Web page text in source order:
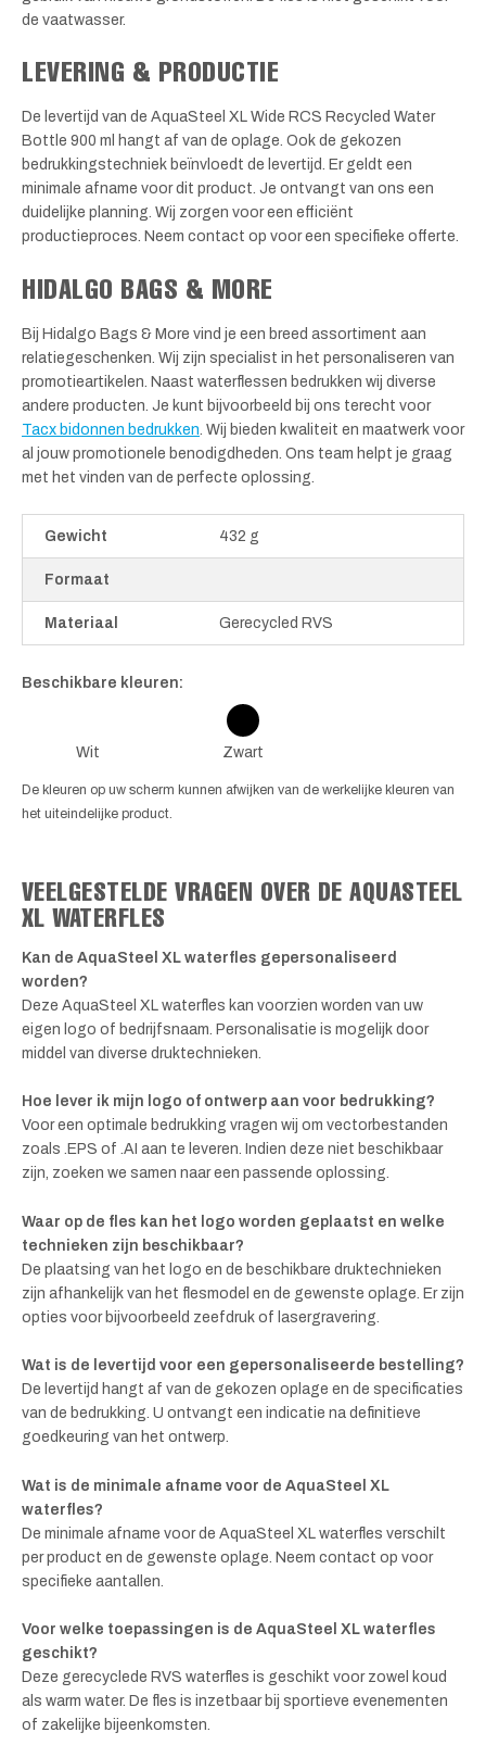
de vaatwasser.
LEVERING & PRODUCTIE
De levertijd van de AquaSteel XL Wide RCS Recycled Water
Bottle 900 ml hangt af van de oplage. Ook de gekozen
bedrukkingstechniek beïnvloedt de levertijd. Er geldt een
minimale afname voor dit product. Je ontvangt van ons een
duidelijke planning. Wij zorgen voor een efficiënt
productieproces. Neem contact op voor een specifieke offerte.
HIDALGO BAGS & MORE
Bij Hidalgo Bags & More vind je een breed assortiment aan
relatiegeschenken. Wij zijn specialist in het personaliseren van
promotieartikelen. Naast waterflessen bedrukken wij diverse
andere producten. Je kunt bijvoorbeeld bij ons terecht voor
Tacx bidonnen bedrukken . Wij bieden kwaliteit en maatwerk voor
al jouw promotionele benodigdheden. Ons team helpt je graag
met het vinden van de perfecte oplossing.
Gewicht 432 g
Formaat
Materiaal Gerecycled RVS
Beschikbare kleuren:
Wit Zwart
De kleuren op uw scherm kunnen afwijken van de werkelijke kleuren van
het uiteindelijke product.
VEELGESTELDE VRAGEN OVER DE AQUASTEEL
XL WATERFLES
Kan de AquaSteel XL waterfles gepersonaliseerd
worden?
Deze AquaSteel XL waterfles kan voorzien worden van uw
eigen logo of bedrijfsnaam. Personalisatie is mogelijk door
middel van diverse druktechnieken.
Hoe lever ik mijn logo of ontwerp aan voor bedrukking?
Voor een optimale bedrukking vragen wij om vectorbestanden
zoals .EPS of .AI aan te leveren. Indien deze niet beschikbaar
zijn, zoeken we samen naar een passende oplossing.
Waar op de fles kan het logo worden geplaatst en welke
technieken zijn beschikbaar?
De plaatsing van het logo en de beschikbare druktechnieken
zijn afhankelijk van het flesmodel en de gewenste oplage. Er zijn
opties voor bijvoorbeeld zeefdruk of lasergravering.
Wat is de levertijd voor een gepersonaliseerde bestelling?
De levertijd hangt af van de gekozen oplage en de specificaties
van de bedrukking. U ontvangt een indicatie na definitieve
goedkeuring van het ontwerp.
Wat is de minimale afname voor de AquaSteel XL
waterfles?
De minimale afname voor de AquaSteel XL waterfles verschilt
per product en de gewenste oplage. Neem contact op voor
specifieke aantallen.
Voor welke toepassingen is de AquaSteel XL waterfles
geschikt?
Deze gerecyclede RVS waterfles is geschikt voor zowel koud
als warm water. De fles is inzetbaar bij sportieve evenementen
of zakelijke bijeenkomsten.